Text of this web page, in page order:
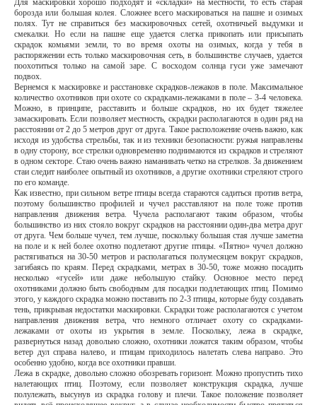
Для маскировки хорошо подходят и «складки» на местности, то есть старая
борозда или большая колея. Сложнее всего маскироваться на пашне и озимых
полях. Тут не справиться без маскировочных сетей, охотничьей выдумки и
смекалки. Но если на пашне еще удается слегка прикопать или присыпать
скрадок комьями земли, то во время охоты на озимых, когда у тебя в
распоряжении есть только маскировочная сеть, в большинстве случаев, удается
поохотиться только на самой заре. С восходом солнца гуси уже замечают
подвох.
Вернемся к маскировке и расстановке скрадков-лежаков в поле. Максимальное
количество охотников при охоте со скрадками-лежаками в поле – 3-4 человека.
Можно, в принципе, расставить и больше скрадков, но их будет тяжелее
замаскировать. Если позволяет местность, скрадки располагаются в один ряд на
расстоянии от 2 до 5 метров друг от друга. Такое расположение очень важно, как
исходя из удобства стрельбы, так и из техники безопасности: ружья направлены
в одну сторону, все стрелки одновременно поднимаются из скрадков и стреляют
в одном секторе. Стаю очень важно наманивать четко на стрелков. За движением
стаи следит наиболее опытный из охотников, а другие охотники стреляют строго
по его команде.
Как известно, при сильном ветре птицы всегда стараются садиться против ветра,
поэтому большинство профилей и чучел расставляют на поле тоже против
направления движения ветра. Чучела располагают таким образом, чтобы
большинство из них стояло вокруг скрадков на расстоянии один-два метра друг
от друга. Чем больше чучел, тем лучше, поскольку большая стая лучше заметна
на поле и к ней более охотно подлетают другие птицы. «Пятно» чучел должно
растягиваться на 30-50 метров и располагаться полумесяцем вокруг скрадков,
загибаясь по краям. Перед скрадками, метрах в 30-50, тоже можно посадить
несколько «гусей» или даже небольшую стайку. Основное место перед
охотниками должно быть свободным для посадки подлетающих птиц. Помимо
этого, у каждого скрадка можно поставить по 2-3 птицы, которые буду создавать
тень, прикрывая недостатки маскировки. Скрадки тоже располагаются с учетом
направления движения ветра, что немного отличает охоту со скрадками-
лежаками от охоты из укрытия в земле. Поскольку, лежа в скрадке,
развернуться назад довольно сложно, охотники ложатся таким образом, чтобы
ветер дул справа налево, и птицам приходилось налетать слева направо. Это
особенно удобно, когда все охотники правши.
Лежа в скрадке, довольно сложно обозревать горизонт. Можно пропустить тихо
налетающих птиц. Поэтому, если позволяет конструкция скрадка, лучше
полулежать, высунув из скрадка голову и плечи. Такое положение позволяет